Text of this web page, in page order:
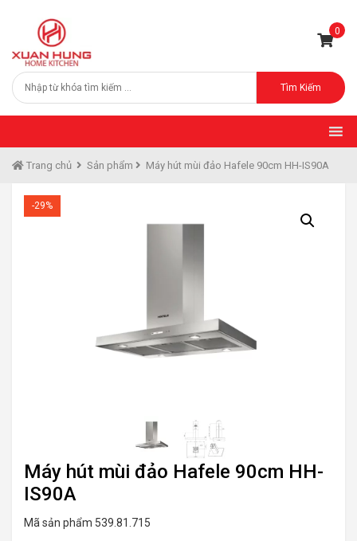
0
Tìm Kiếm
Trang chủ Sản phẩm Máy hút mùi đảo Hafele 90cm HH-IS90A
-29%
Máy hút mùi đảo Hafele 90cm HH-
IS90A
Mã sản phẩm 539.81.715